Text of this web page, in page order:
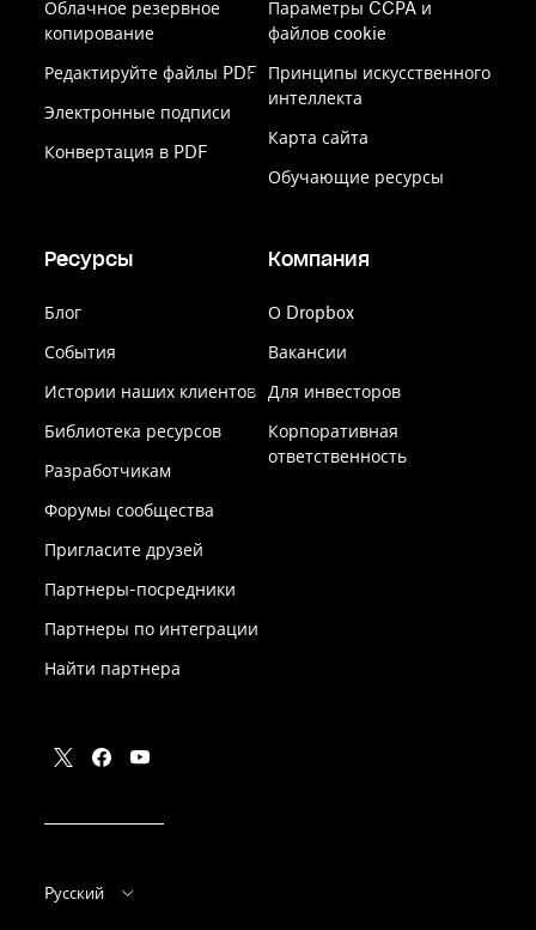
Облачное резервное
копирование
Редактируйте файлы PDF
Электронные подписи
Конвертация в PDF
Параметры CCPA и
файлов cookie
Принципы искусственного
интеллекта
Карта сайта
Обучающие ресурсы
Ресурсы
Блог
События
Истории наших клиентов
Библиотека ресурсов
Разработчикам
Форумы сообщества
Пригласите друзей
Партнеры-посредники
Партнеры по интеграции
Найти партнера
Компания
О Dropbox
Вакансии
Для инвесторов
Корпоративная
ответственность
Pусский